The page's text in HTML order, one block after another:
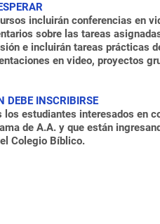
incluirán conferencias en
sobre las tareas
e incluirán tareas prácticas
en video, proyectos
DEBE INSCRIBIRSE
los estudiantes interesados en
de A.A. y que están
Colegio Bíblico.